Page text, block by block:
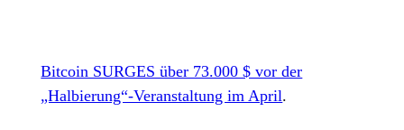
Bitcoin SURGES über 73.000 $ vor der
„Halbierung“-Veranstaltung im April.